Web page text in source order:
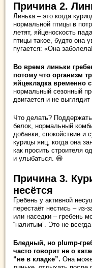
Причина 2.
Линька – это когда
нормальной птицы в
летят, яйценоскость
птицы такое, будто она
пугается: «Она
Во время линьки
потому что организм
яйцекладка временно
нормальный сезонный
двигается и не
Что делать?
белок, нормальный
добавки, спокойствие и
курицы яиц, когда она
как просить строителя
и улыбаться. 😄
Причина 3.
несётся
Гребень у активной
перестаёт нестись – из-
или наседки – гребень
“налитым”. Это не
Бледный, но plump-
часто говорит не о
“не в кладке”. Она